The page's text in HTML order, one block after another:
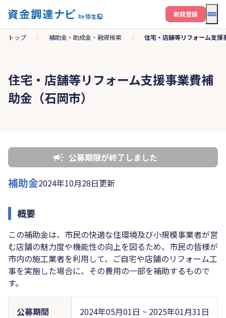
メ
新規登録
トップ 補助金・助成金・融資検索 住宅・店舗等リフォーム支援
住宅・店舗等リフォーム支援事業費補
助金（石岡市）
公募期限が終了しました
補助金2024年10月28日更新
概要
この補助金は、市民の快適な住環境及び小規模事業者が営
む店舗の魅力度や機能性の向上を図るため、市民の皆様が
市内の施工業者を利用して、ご自宅や店舗のリフォーム工
事を実施した場合に、その費用の一部を補助するもので
す。
公募期間 2024年05月01日 ~ 2025年01月31日